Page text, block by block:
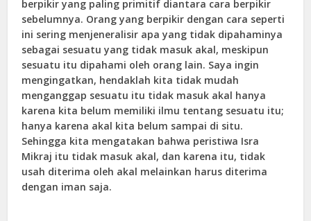
berpikir yang paling primitif diantara cara berpikir
sebelumnya. Orang yang berpikir dengan cara seperti
ini sering menjeneralisir apa yang tidak dipahaminya
sebagai sesuatu yang tidak masuk akal, meskipun
sesuatu itu dipahami oleh orang lain. Saya ingin
mengingatkan, hendaklah kita tidak mudah
menganggap sesuatu itu tidak masuk akal hanya
karena kita belum memiliki ilmu tentang sesuatu itu;
hanya karena akal kita belum sampai di situ.
Sehingga kita mengatakan bahwa peristiwa Isra
Mikraj itu tidak masuk akal, dan karena itu, tidak
usah diterima oleh akal melainkan harus diterima
dengan iman saja.